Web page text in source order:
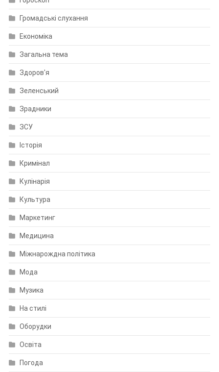
Громадські слухання
Економіка
Загальна тема
Здоров'я
Зеленський
Зрадники
ЗСУ
Історія
Кримінал
Кулінарія
Культура
Маркетинг
Медицина
Міжнарождна політика
Мода
Музика
На стилі
Оборудки
Освіта
Погода